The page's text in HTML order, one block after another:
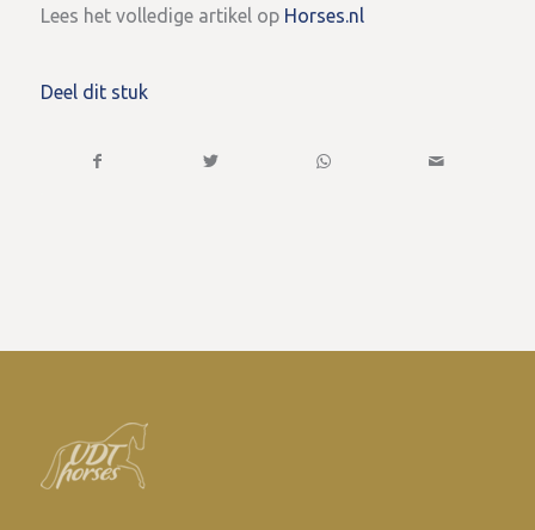
Lees het volledige artikel op Horses.nl
Deel dit stuk